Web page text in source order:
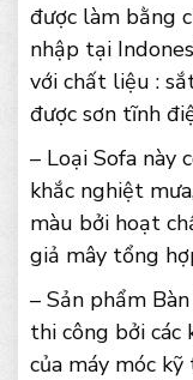
được làm bằng
nhập tại
với chất liệu :
được sơn tĩnh
– Loại Sofa này
khắc nghiệt
màu bởi hoạt
giả mây tổng
– Sản phẩm
thi công bởi
của máy móc kỹ